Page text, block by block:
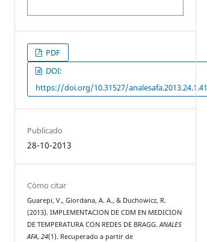
PDF
DOI:
https://doi.org/10.31527/analesafa.2013.24.1.41
Publicado
28-10-2013
Cómo citar
Guarepi, V., Giordana, A. A., & Duchowicz, R.
(2013). IMPLEMENTACION DE CDM EN MEDICION
DE TEMPERATURA CON REDES DE BRAGG.ANALES
AFA,24(1). Recuperado a partir de